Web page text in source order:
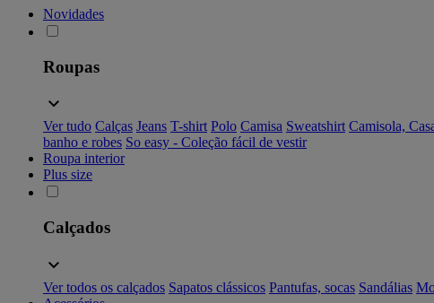
Novidades
Roupas
Ver tudo Calças Jeans T-shirt Polo Camisa Sweatshirt Camisola,
banho e robes So easy - Coleção fácil de vestir
Roupa interior
Plus size
Calçados
Ver todos os calçados Sapatos clássicos Pantufas, socas Sandálias